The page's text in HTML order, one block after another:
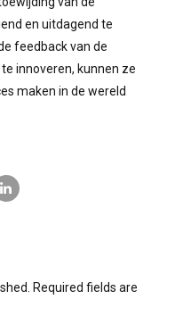
en uitdagend te
feedback van de
innoveren, kunnen ze
maken in de wereld
Required fields are